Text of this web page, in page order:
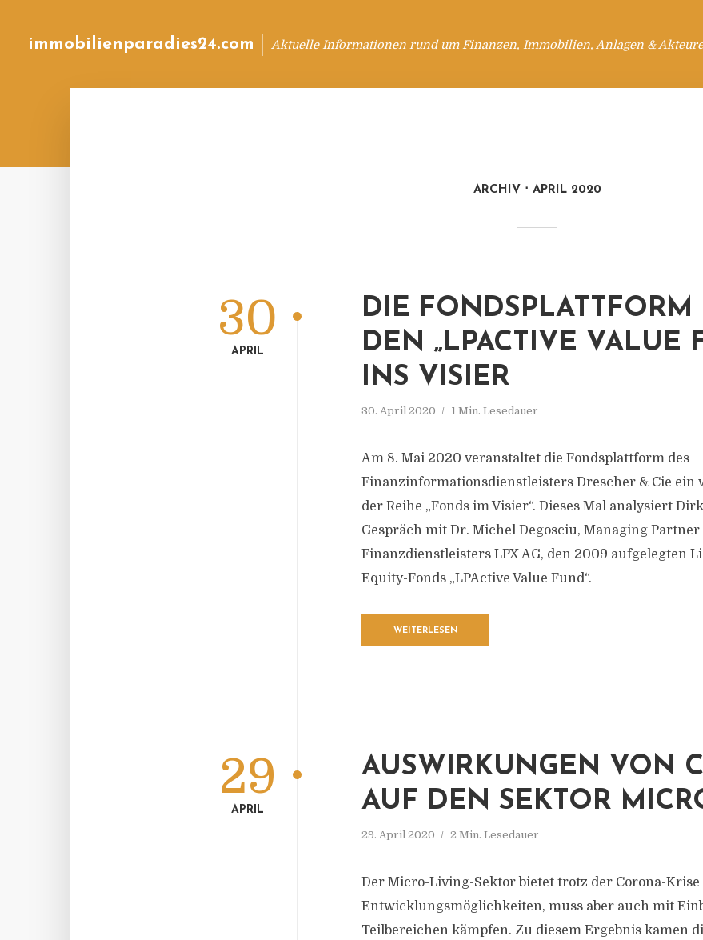
immobilienparadies24.com Aktuelle Informationen rund um Finanzen, Immobilien, Anlagen &
ARCHIV APRIL 2020
DIE FONDSPLATTFORM
DEN „LPACTIVE VALUE
INS VISIER
30. April 2020 1 Min. Lesedauer
30
APRIL
Am 8. Mai 2020 veranstaltet die Fondsplattform des
Finanzinformationsdienstleisters Drescher & Cie ein
der Reihe „Fonds im Visier“. Dieses Mal analysiert
Gespräch mit Dr. Michel Degosciu, Managing
Finanzdienstleisters LPX AG, den 2009 aufgelegten
Equity-Fonds „LPActive Value Fund“.
WEITERLESEN
AUSWIRKUNGEN VON
AUF DEN SEKTOR
29. April 2020 2 Min. Lesedauer
29
APRIL
Der Micro-Living-Sektor bietet trotz der Corona-
Entwicklungsmöglichkeiten, muss aber auch mit
Teilbereichen kämpfen. Zu diesem Ergebnis kamen